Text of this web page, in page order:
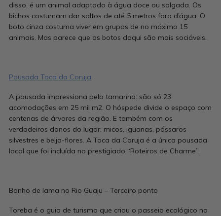
disso, é um animal adaptado à água doce ou salgada. Os
bichos costumam dar saltos de até 5 metros fora d’água. O
boto cinza costuma viver em grupos de no máximo 15
animais. Mas parece que os botos daqui são mais sociáveis.
Pousada Toca da Coruja
A pousada impressiona pelo tamanho: são só 23
acomodações em 25 mil m2. O hóspede divide o espaço com
centenas de árvores da região. E também com os
verdadeiros donos do lugar: micos, iguanas, pássaros
silvestres e beija-flores. A Toca da Coruja é a única pousada
local que foi incluída no prestigiado “Roteiros de Charme”.
Banho de lama no Rio Guaju – Terceiro ponto
Toreba é o guia de turismo que criou o passeio ecológico no